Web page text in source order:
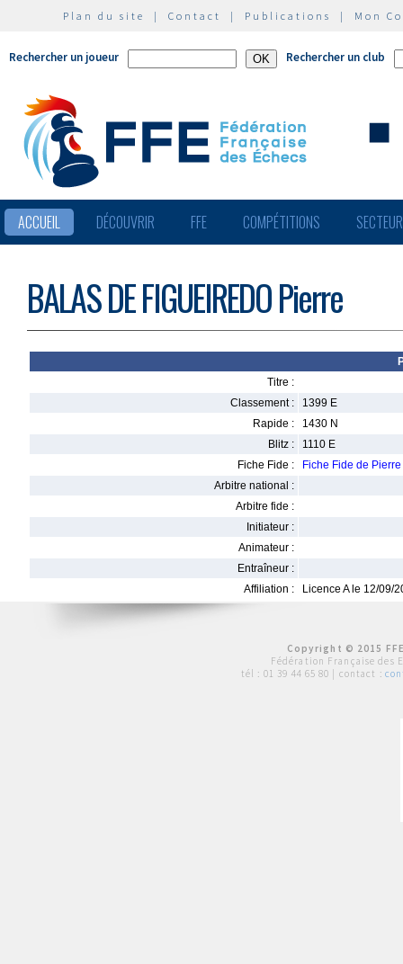
Plan du site | Contact | Publications | Mon
Rechercher un joueur Rechercher un club
ACCUEIL DÉCOUVRIR FFE COMPÉTITIONS
BALAS DE FIGUEIREDO Pierre
Titre :
Classement :
1399 E
Rapide :
1430 N
Blitz :
1110 E
Fiche Fide :
Fiche Fide de
Arbitre national :
Arbitre fide :
Initiateur :
Animateur :
Entraîneur :
Affiliation :
Licence A le 12/09/
Copyright © 2015
Fédération Française des
tél : 01 39 44 65 80 | contact :